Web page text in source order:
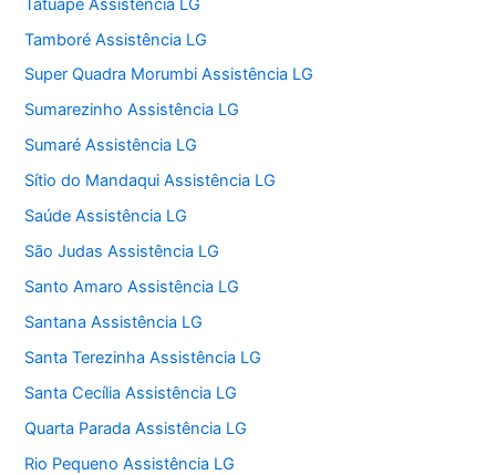
Tamboré Assistência LG
Super Quadra Morumbi Assistência LG
Sumarezinho Assistência LG
Sumaré Assistência LG
Sítio do Mandaqui Assistência LG
Saúde Assistência LG
São Judas Assistência LG
Santo Amaro Assistência LG
Santana Assistência LG
Santa Terezinha Assistência LG
Santa Cecília Assistência LG
Quarta Parada Assistência LG
Rio Pequeno Assistência LG